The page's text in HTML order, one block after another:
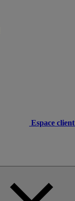
Espace client